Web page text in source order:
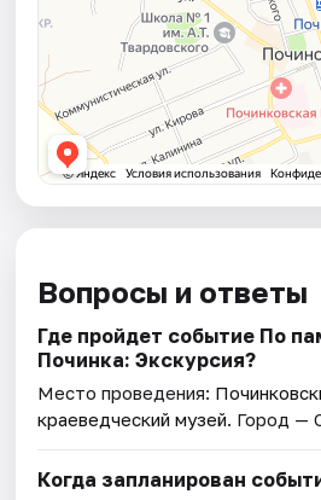
Вопросы и ответы
Где пройдет событие По
Починка: Экскурсия?
Место проведения:
краеведческий музей. Город —
Когда запланирован